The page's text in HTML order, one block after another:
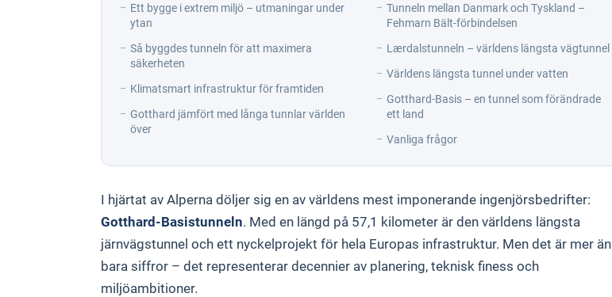
Ett bygge i extrem miljö – utmaningar under
ytan
Så byggdes tunneln för att maximera
säkerheten
Klimatsmart infrastruktur för framtiden
Gotthard jämfört med långa tunnlar världen
över
Tunneln mellan Danmark och Tyskland –
Fehmarn Bält-förbindelsen
Lærdalstunneln – världens längsta vägtunnel
Världens längsta tunnel under vatten
Gotthard-Basis – en tunnel som förändrade
ett land
Vanliga frågor
I hjärtat av Alperna döljer sig en av världens mest imponerande ingenjörsbedrifter:
Gotthard-Basistunneln. Med en längd på 57,1 kilometer är den världens längsta
järnvägstunnel och ett nyckelprojekt för hela Europas infrastruktur. Men det är mer än
bara siffror – det representerar decennier av planering, teknisk finess och
miljöambitioner.